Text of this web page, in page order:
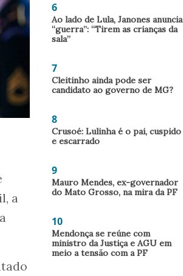
a
6
Ao lado de Lula, Janones anuncia
“guerra”: “Tirem as crianças da
sala”
7
Cleitinho ainda pode ser
candidato ao governo de MG?
8
Crusoé: Lulinha é o pai, cuspido
e escarrado
9
Mauro Mendes, ex-governador
do Mato Grosso, na mira da PF
10
Mendonça se reúne com
ministro da Justiça e AGU em
meio a tensão com a PF